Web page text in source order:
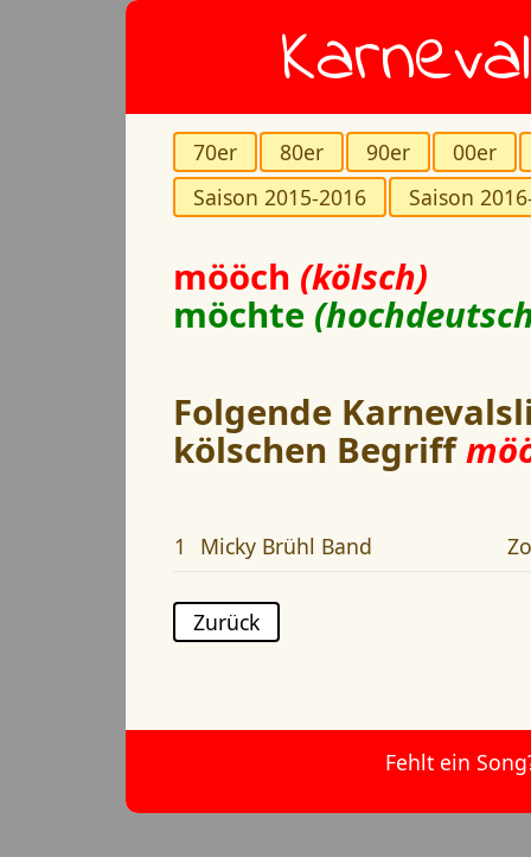
70er 80er 90er
00er
Saison 2015-2016
Saison
mööch (kölsch)
möchte
Folgende
kölschen Begriff
1 Micky Brühl Band
Zurück
Fehlt ein